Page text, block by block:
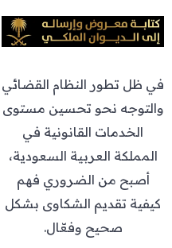
في ظل تطور النظام القضائي
والتوجه نحو تحسين مستوى
الخدمات القانونية في
المملكة العربية السعودية،
أصبح من الضروري فهم
كيفية تقديم الشكاوى بشكل
صحيح وفعّال.